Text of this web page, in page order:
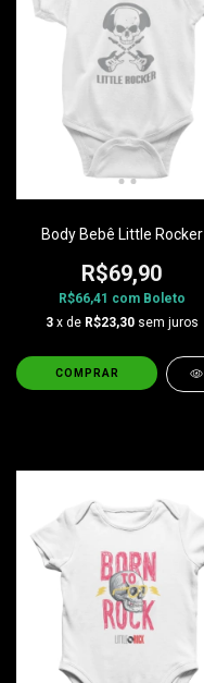
Body Bebê Little Rocker
R$69,90
R$66,41 com Boleto
3 x de R$23,30 sem juros
COMPRAR